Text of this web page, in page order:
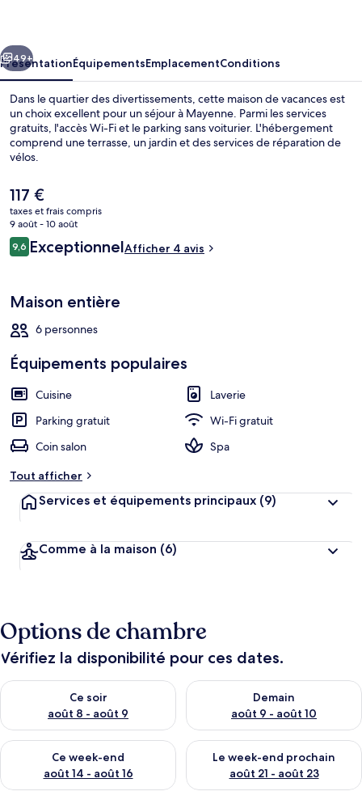
Suivant
49+
PrésentationÉquipementsEmplacementConditions
Dans le quartier des divertissements, cette maison de vacances est
un choix excellent pour un séjour à Mayenne. Parmi les services
gratuits, l'accès Wi-Fi et le parking sans voiturier. L'hébergement
comprend une terrasse, un jardin et des services de réparation de
vélos.
Le
prix
actuel
est
de
117 €
taxes et frais compris
9 août - 10 août
Avis
voyageurs
9,69,6 sur 10
ExceptionnelAfficher 4 avis
Maison entière
6 personnes
Équipements populaires
Cuisine
Laverie
Parking gratuit
Wi-Fi gratuit
Coin salon
Spa
Tout afficher
Services et équipements principaux (9)
Comme à la maison (6)
Options de chambre
Vérifiez la disponibilité pour ces dates.
Ce soir
août 8 - août 9
Vérifier la disponibilité pour ce soir août 8 - août 9
Demain
août 9 - août 10
Vérifier la disponibilité pour
Ce week-end
août 14 - août 16
Vérifier la disponibilité pour ce week-end août 14 - août 16
Le week-end prochain
août 21 - août 23
Vérifier la disponibilité pour